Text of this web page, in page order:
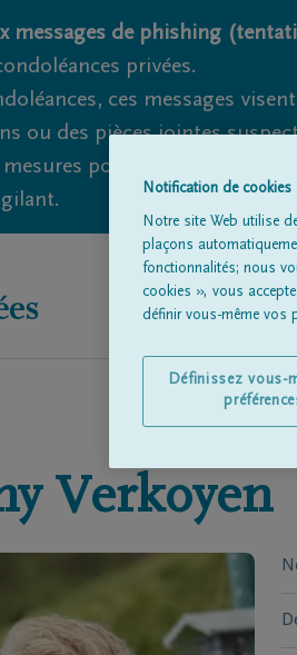
messages de phishing
privées.
ces messages
ou des pièces jointes
pour éviter cela.
Verkoyen
Notification de cookies
Notre site Web utilise
plaçons
fonctionnalités; nous
cookies », vous
définir vous-même vos
Définissez vous-